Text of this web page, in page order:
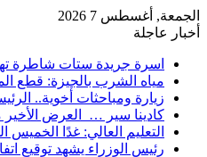
الجمعة, أغسطس 7 2026
أخبار عاجلة
اسرة جريدة ستات شاطرة
مياه الشرب بالجيزة: قطع
زيارة ومباحثات أخوية..
كادينا سير … العرض
التعليم العالي: غدًا
رئيس الوزراء يشهد توقيع